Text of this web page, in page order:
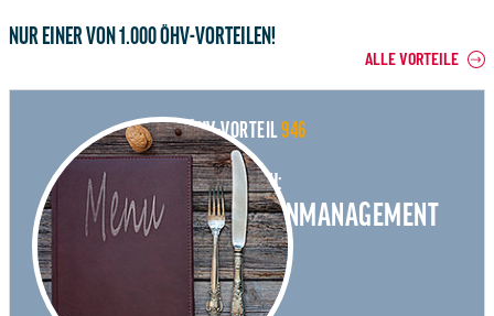
NUR EINER VON 1.000 ÖHV-VORTEILEN!
ALLE VORTEILE
ÖHV-VORTEIL946
#FÜRDICH:
KNOW-HOW F&B-KOSTENMANAGEMENT